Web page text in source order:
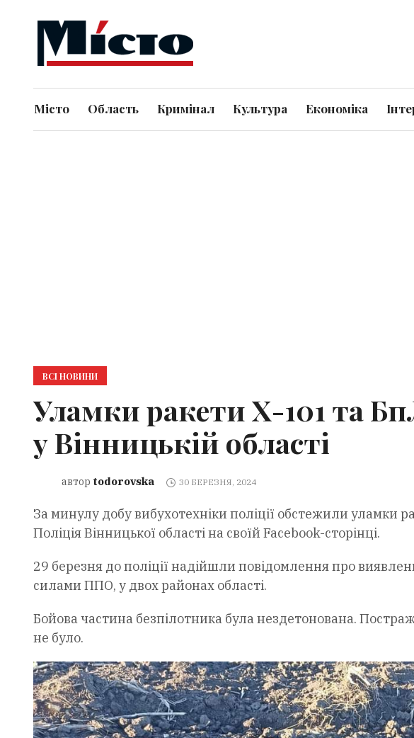
Місто Область Кримінал Культура Економіка
ВСІ НОВИНИ
Уламки ракети Х-101 та
у Вінницькій області
автор todorovska 30 БЕРЕЗНЯ, 2024
За минулу добу вибухотехніки поліції обстежили уламки
Поліція Вінницької області на своїй Facebook-сторінці.
29 березня до поліції надійшли повідомлення про
силами ППО, у двох районах області.
Бойова частина безпілотника була нездетонована.
не було.